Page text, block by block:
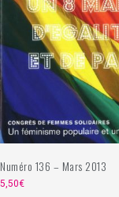
Numéro 136 – Mars 2013
5,50€